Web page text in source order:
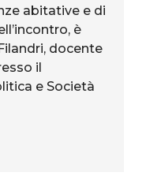
abitative e di
è
docente
il
e Società